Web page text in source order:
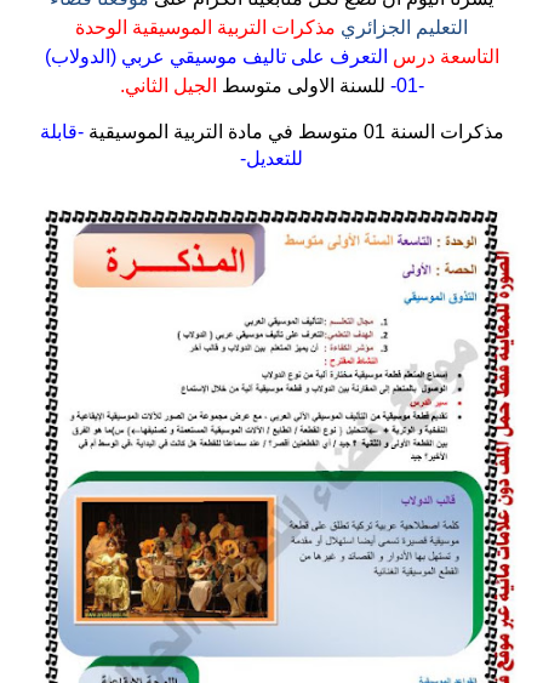
التعليم الجزائري مذكرات التربية الموسيقية الوحدة
التاسعة درس التعرف على تاليف موسيقي عربي (الدولاب)
-01-
للسنة الاولى متوسط الجيل الثاني.
مذكرات السنة 01 متوسط في مادة التربية الموسيقية
-قابلة
للتعديل-